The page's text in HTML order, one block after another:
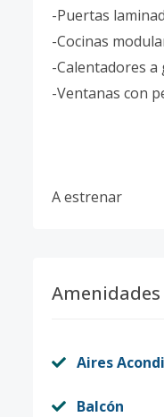
-Puertas
-Cocinas
-Calentadores a
-Ventanas con
A estrenar
Amenidades
Aires
Balcón